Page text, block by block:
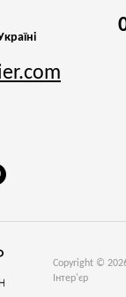
Copyright ©
Інтер'єр